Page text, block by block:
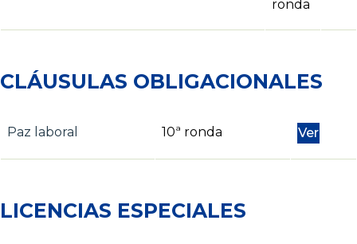
ronda
CLÁUSULAS OBLIGACIONALES
Paz laboral 10ª ronda Ver
LICENCIAS ESPECIALES